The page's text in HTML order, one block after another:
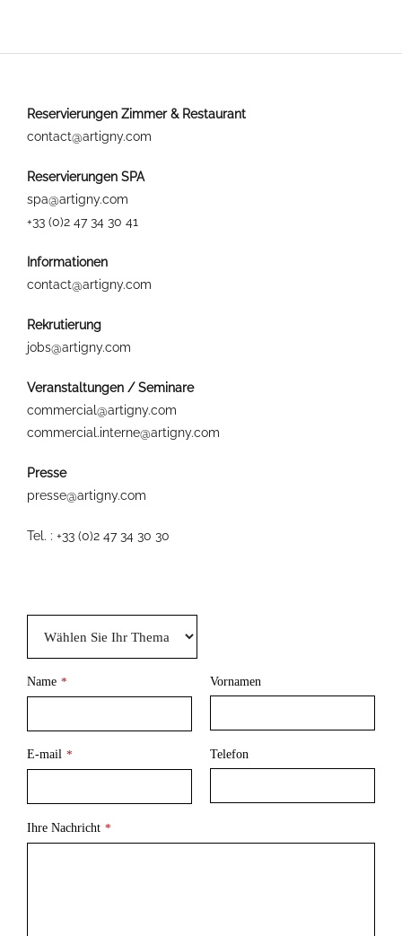
Reservierungen Zimmer & Restaurant
contact@artigny.com
Reservierungen SPA
spa@artigny.com
+33 (0)2 47 34 30 41
Informationen
contact@artigny.com
Rekrutierung
jobs@artigny.com
Veranstaltungen / Seminare
commercial@artigny.com
commercial.interne@artigny.com
Presse
presse@artigny.com
Tel. : +33 (0)2 47 34 30 30
Name * Vornamen
E-mail * Telefon
Ihre Nachricht *